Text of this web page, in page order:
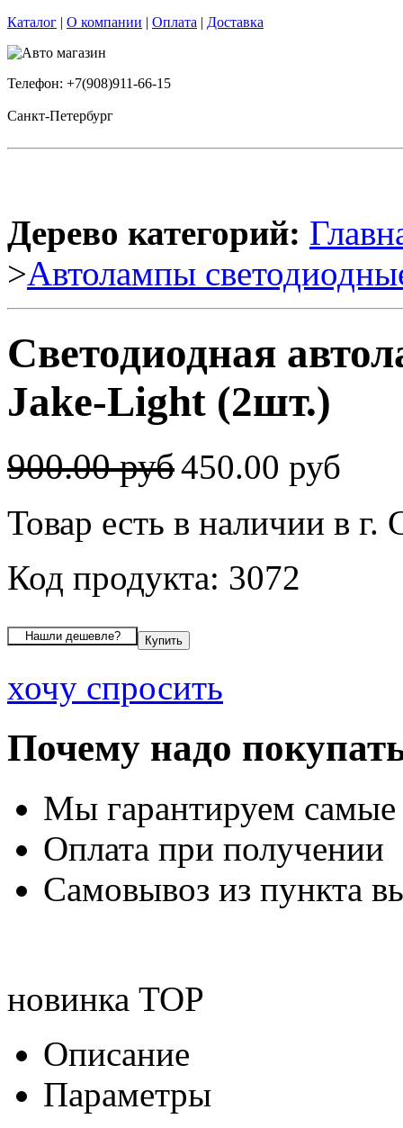
Каталог | О компании | Оплата | Доставка
Телефон: +7(908)911-66-15
Санкт-Петербург
Дерево категорий:
>Автолампы
Светодиодная
Jake-Light (2шт.)
900.00 руб450.00 руб
Товар есть в наличии в г.
Код продукта: 3072
хочу спросить
Почему надо
Мы гарантируем
Оплата при получении
Самовывоз из пункта
новинка TOP
Описание
Параметры